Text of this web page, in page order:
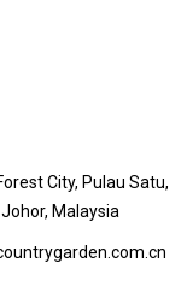
City, Pulau Satu,
Malaysia